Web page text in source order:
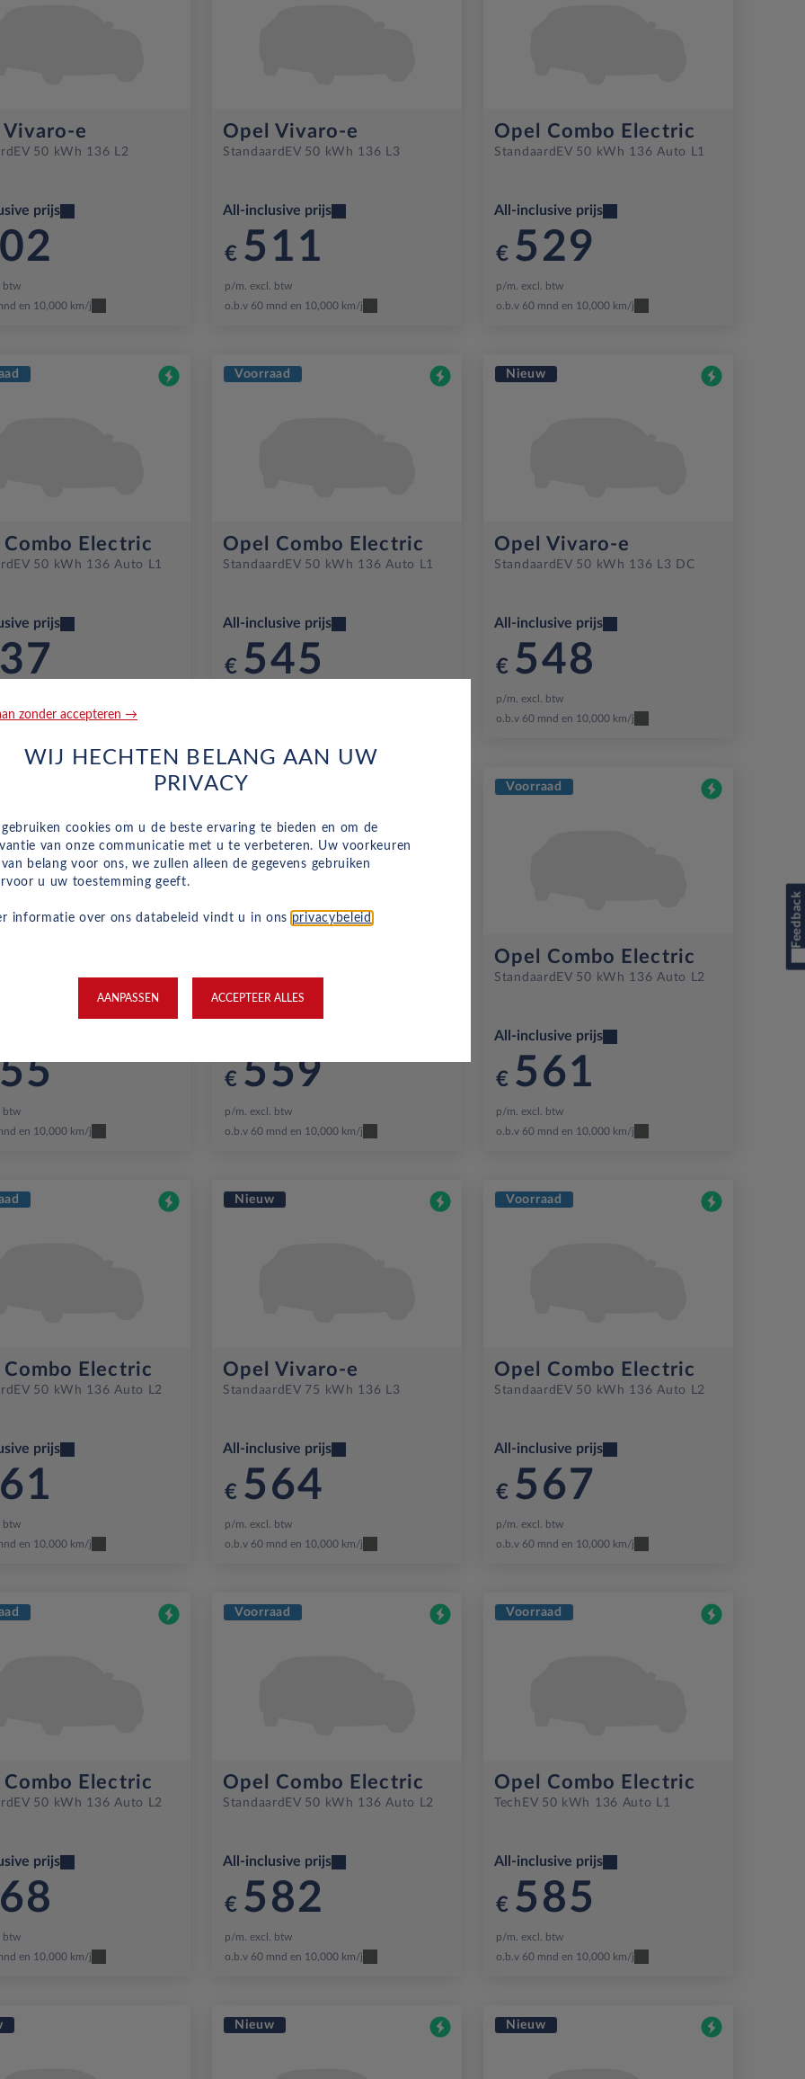
Vivaro-e
EV 50 kWh 136 L2
prijs
btw
en 10,000 km/j
Opel Vivaro-e
Standaard EV 50 kWh 136 L3
All-inclusive prijs
€ 511
p/m. excl. btw
o.b.v 60 mnd en 10,000 km/j
Opel Combo Electric
Standaard EV 50 kWh 136 Auto L1
All-inclusive prijs
€ 529
p/m. excl. btw
o.b.v 60 mnd en 10,000 km/j
Electric
EV 50 kWh 136 Auto L1
prijs
en 10,000 km/j
Voorraad
Opel Combo Electric
Standaard EV 50 kWh 136 Auto L1
All-inclusive prijs
€ 545
Nieuw
Opel Vivaro-e
Standaard EV 50 kWh 136 L3 DC
All-inclusive prijs
€ 548
p/m. excl. btw
o.b.v 60 mnd en 10,000 km/j
EV 75 kWh 136 L2
btw
en 10,000 km/j
Voorraad
StandaardEV 50 kWh 136 Auto L1
€ 559
p/m. excl. btw
o.b.v 60 mnd en 10,000 km/j
Voorraad
Opel Combo Electric
Standaard EV 50 kWh 136 Auto L2
All-inclusive prijs
€ 561
p/m. excl. btw
o.b.v 60 mnd en 10,000 km/j
Electric
EV 50 kWh 136 Auto L2
prijs
btw
en 10,000 km/j
Nieuw
Opel Vivaro-e
Standaard EV 75 kWh 136 L3
All-inclusive prijs
€ 564
p/m. excl. btw
o.b.v 60 mnd en 10,000 km/j
Voorraad
Opel Combo Electric
Standaard EV 50 kWh 136 Auto L2
All-inclusive prijs
€ 567
p/m. excl. btw
o.b.v 60 mnd en 10,000 km/j
Electric
EV 50 kWh 136 Auto L2
prijs
btw
en 10,000 km/j
Voorraad
Opel Combo Electric
Standaard EV 50 kWh 136 Auto L2
All-inclusive prijs
€ 582
p/m. excl. btw
o.b.v 60 mnd en 10,000 km/j
Voorraad
Opel Combo Electric
Tech EV 50 kWh 136 Auto L1
All-inclusive prijs
€ 585
p/m. excl. btw
o.b.v 60 mnd en 10,000 km/j
Nieuw Nieuw
Feedback
zonder accepteren →
WIJ HECHTEN BELANG AAN UW
PRIVACY
cookies om u de beste ervaring te bieden en om de
van onze communicatie met u te verbeteren. Uw voorkeuren
belang voor ons, we zullen alleen de gegevens gebruiken
u uw toestemming geeft.
informatie over ons databeleid vindt u in ons privacybeleid
AANPASSEN ACCEPTEER ALLES